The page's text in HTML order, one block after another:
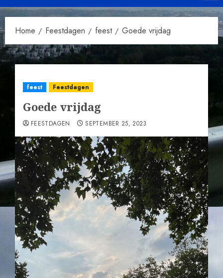
menu
Home Feestdagen feest Goede vrijdag
feest Feestdagen
Goede vrijdag
FEESTDAGEN SEPTEMBER 25, 2023